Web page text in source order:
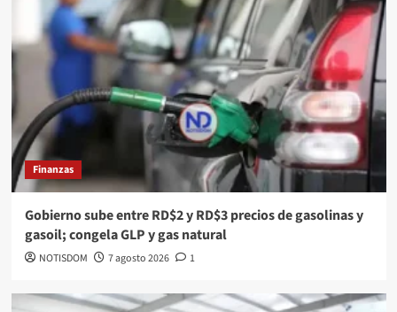
Finanzas
Gobierno sube entre RD$2 y RD$3 precios de gasolinas y
gasoil; congela GLP y gas natural
NOTISDOM 7 agosto 2026 1